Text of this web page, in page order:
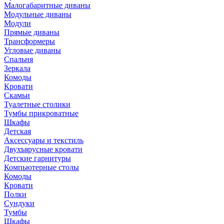
Малогабаритные диваны
Модульные диваны
Модули
Прямые диваны
Трансформеры
Угловые диваны
Спальня
Зеркала
Комоды
Кровати
Скамьи
Туалетные столики
Тумбы прикроватные
Шкафы
Детская
Аксессуары и текстиль
Двухъярусные кровати
Детские гарнитуры
Компьютерные столы
Комоды
Кровати
Полки
Сундуки
Тумбы
Шкафы